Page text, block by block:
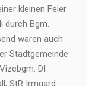
kleinen Feier
durch Bgm.
waren auch
Stadtgemeinde
DI
StR Irmgard